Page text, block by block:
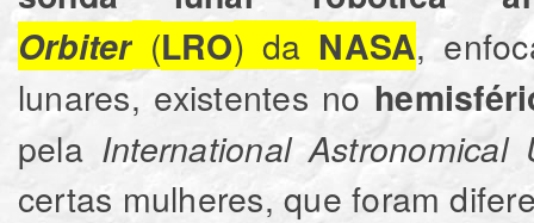
Orbiter(LRO) da NASA,
lunares, existentes no
pela International Astronomical
certas mulheres, que foram